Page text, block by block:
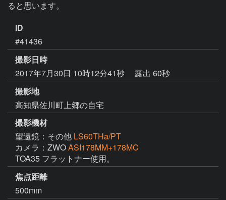
ると思います。
ID
#41436
撮影日時
2017年7月30日 10時12分41秒
露出 60秒
撮影地
高知県佐川町上郷の自宅
撮影機材
望遠鏡：その他 LS60THa/PT
カメラ：ZWOASI178MM+178MC
TOA35 フラットナー使用。
焦点距離
500mm